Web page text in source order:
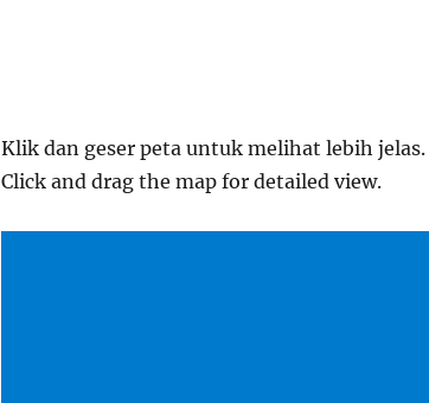
Klik dan geser peta untuk melihat lebih jelas.
Click and drag the map for detailed view.